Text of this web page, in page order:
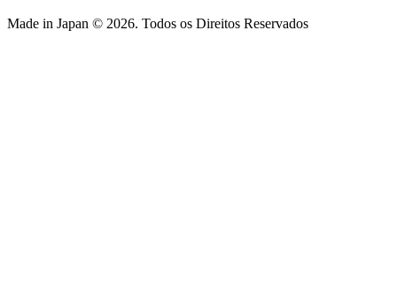
Made in Japan © 2026. Todos os Direitos Reservados